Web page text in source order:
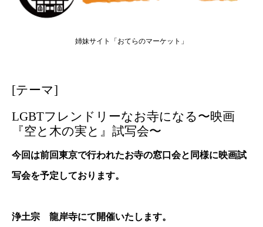
姉妹サイト「おてらのマーケット」
[テーマ]
LGBTフレンドリーなお寺になる〜映画
『空と木の実と』試写会〜
今回は前回東京で行われたお寺の窓口会と同様に映画試
写会を予定しております。
浄土宗 龍岸寺にて開催いたします。